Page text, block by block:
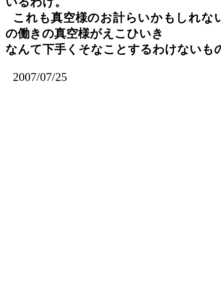
これも真空様のお計らいかもしれな
の働きの真空様がえこひいき
なんて下手くそなことするわけないも
2007/07/25